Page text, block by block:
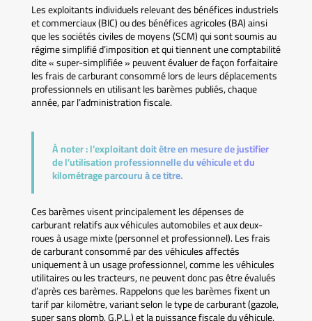
Les exploitants individuels relevant des bénéfices industriels
et commerciaux (BIC) ou des bénéfices agricoles (BA) ainsi
que les sociétés civiles de moyens (SCM) qui sont soumis au
régime simplifié d’imposition et qui tiennent une comptabilité
dite « super-simplifiée » peuvent évaluer de façon forfaitaire
les frais de carburant consommé lors de leurs déplacements
professionnels en utilisant les barèmes publiés, chaque
année, par l’administration fiscale.
À noter :l’exploitant doit être en mesure de justifier
de l’utilisation professionnelle du véhicule et du
kilométrage parcouru à ce titre.
Ces barèmes visent principalement les dépenses de
carburant relatifs aux véhicules automobiles et aux deux-
roues à usage mixte (personnel et professionnel). Les frais
de carburant consommé par des véhicules affectés
uniquement à un usage professionnel, comme les véhicules
utilitaires ou les tracteurs, ne peuvent donc pas être évalués
d’après ces barèmes. Rappelons que les barèmes fixent un
tarif par kilomètre, variant selon le type de carburant (gazole,